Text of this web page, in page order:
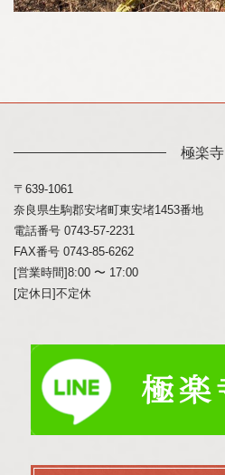
極楽寺
〒639-1061
奈良県生駒郡安堵町東安堵1453番地
電話番号 0743-57-2231
FAX番号 0743-85-6262
[営業時間]8:00 〜 17:00
[定休日]不定休